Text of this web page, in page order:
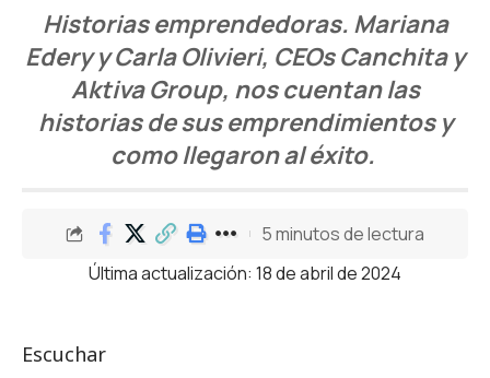
Historias emprendedoras. Mariana
Edery y Carla Olivieri, CEOs Canchita y
Aktiva Group, nos cuentan las
historias de sus emprendimientos y
como llegaron al éxito.
Última actualización: 18 de abril de 2024
5 minutos de lectura
Escuchar